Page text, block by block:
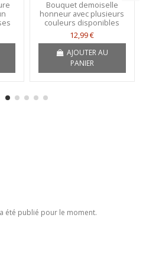
Bouquet demoiselle
honneur avec plusieurs
couleurs disponibles
12,99 €
AJOUTER AU
PANIER
été publié pour le moment.